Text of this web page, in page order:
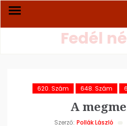
Fedél
620. Szám 648. Szám
A
Szerző: Pollák László